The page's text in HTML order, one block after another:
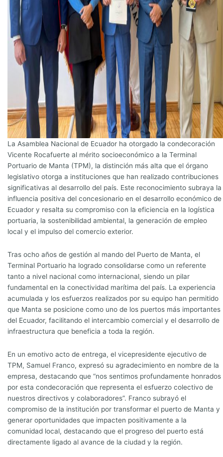
La Asamblea Nacional de Ecuador ha otorgado la condecoración
Vicente Rocafuerte al mérito socioeconómico a la Terminal
Portuario de Manta (TPM), la distinción más alta que el órgano
legislativo otorga a instituciones que han realizado contribuciones
significativas al desarrollo del país. Este reconocimiento subraya la
influencia positiva del concesionario en el desarrollo económico de
Ecuador y resalta su compromiso con la eficiencia en la logística
portuaria, la sostenibilidad ambiental, la generación de empleo
local y el impulso del comercio exterior.
Tras ocho años de gestión al mando del Puerto de Manta, el
Terminal Portuario ha logrado consolidarse como un referente
tanto a nivel nacional como internacional, siendo un pilar
fundamental en la conectividad marítima del país. La experiencia
acumulada y los esfuerzos realizados por su equipo han permitido
que Manta se posicione como uno de los puertos más importantes
del Ecuador, facilitando el intercambio comercial y el desarrollo de
infraestructura que beneficia a toda la región.
En un emotivo acto de entrega, el vicepresidente ejecutivo de
TPM, Samuel Franco, expresó su agradecimiento en nombre de la
empresa, destacando que “nos sentimos profundamente honrados
por esta condecoración que representa el esfuerzo colectivo de
nuestros directivos y colaboradores”. Franco subrayó el
compromiso de la institución por transformar el puerto de Manta y
generar oportunidades que impacten positivamente a la
comunidad local, destacando que el progreso del puerto está
directamente ligado al avance de la ciudad y la región.